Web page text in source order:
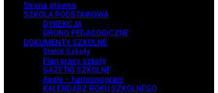
Strona główna
SZKOŁA PODSTAWOWA
DYREKCJA
GRONO PEDAGOGICZNE
DOKUMENTY SZKOLNE
Statut Szkoły
Plan pracy szkoły
GAZETKI SZKOLNE
Apele – harmonogram
KALENDARZ ROKU SZKOLNEGO